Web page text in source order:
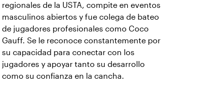
regionales de la USTA, compite en eventos
masculinos abiertos y fue colega de bateo
de jugadores profesionales como Coco
Gauff. Se le reconoce constantemente por
su capacidad para conectar con los
jugadores y apoyar tanto su desarrollo
como su confianza en la cancha.